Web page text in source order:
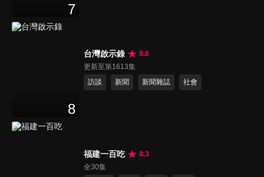
7
8
台灣啟示錄
8.6
更新至第1613集
訪談
新聞 新聞雜誌 社會
福建一百吃
8.3
全30集